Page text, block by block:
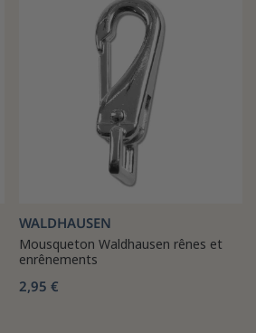
WALDHAUSEN
Mousqueton Waldhausen rênes et
enrênements
2,95 €